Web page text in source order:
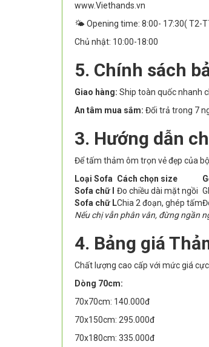
www.Viethands.vn
🌤️ Opening time: 8:00- 17:30( T2-
Chủ nhật: 10:00-18:00
5. Chính sách
Giao hàng: Ship toàn quốc nhanh
An tâm mua sắm: Đổi trả trong 7
3. Hướng dẫn
Để tấm thảm ôm trọn vẻ đẹp của
Loại Sofa Cách chọn size
Sofa chữ I
Đo chiều dài mặt ngồi
Sofa chữ LChia 2 đoạn, ghép tấm
Nếu chị vẫn phân vân, đừng ngần
4. Bảng giá
Chất lượng cao cấp với mức giá
Dòng 70cm:
70x70cm: 140.000đ
70x150cm: 295.000đ
70x180cm: 335.000đ